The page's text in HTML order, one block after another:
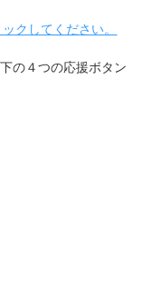
クしてください。
の４つの応援ボタン